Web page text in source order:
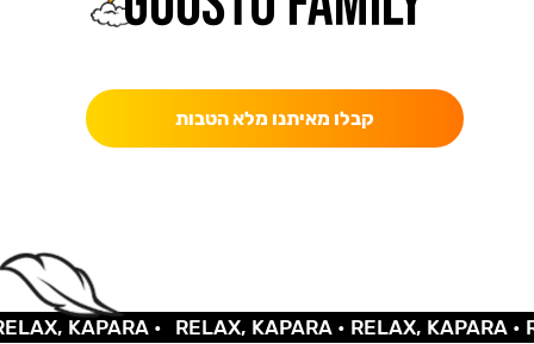
קבלו מאיתנו מלא הטבות
KAPARA • RELAX, KAPARA •RELAX, KAPARA •